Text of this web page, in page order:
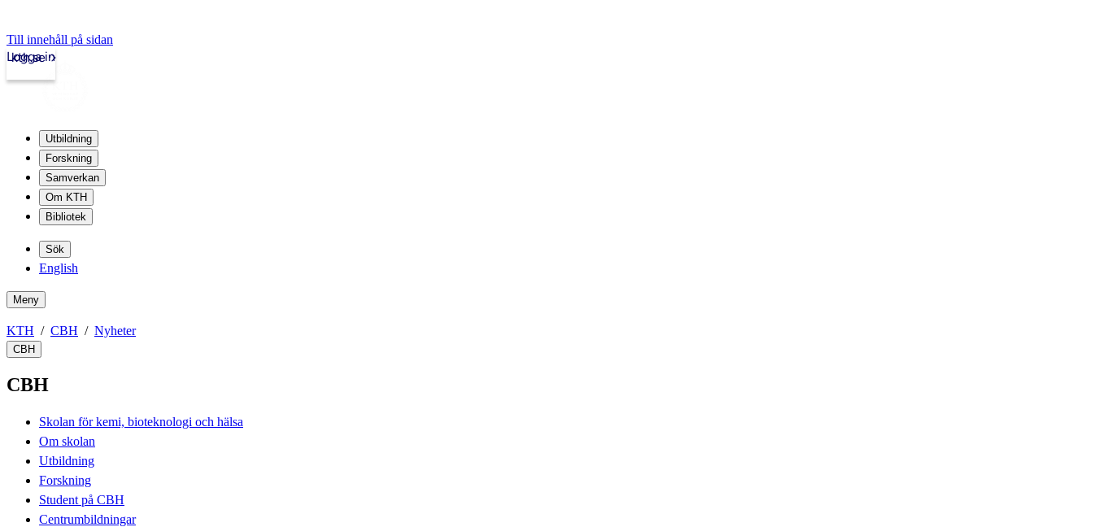
Till innehåll på sidan
kth.se
Logga in
Utbildning
Forskning
Samverkan
Om KTH
Bibliotek
Sök
English
Meny
KTH CBH Nyheter
CBH
CBH
Skolan för kemi, bioteknologi och hälsa
Om skolan
Utbildning
Forskning
Student på CBH
Centrumbildningar